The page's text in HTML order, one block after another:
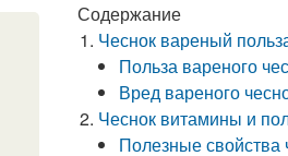
Содержание
Чеснок вареный
Польза вареного
Вред вареного
Чеснок витамины и
Полезные свойства